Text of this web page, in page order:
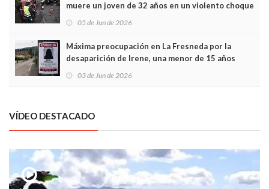
muere un joven de 32 años en un violento choque
frontal
05 de Jun de 2026
Máxima preocupación en La Fresneda por la
desaparición de Irene, una menor de 15 años
03 de Jun de 2026
VÍDEO DESTACADO